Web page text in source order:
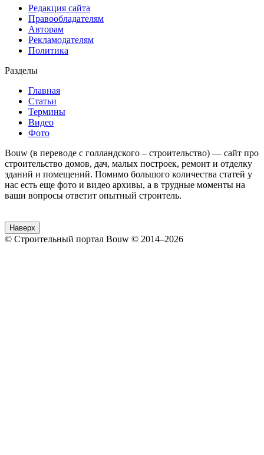
Редакция сайта
Правообладателям
Авторам
Рекламодателям
Политика
Разделы
Главная
Статьи
Термины
Видео
Фото
Bouw (в переводе с голландского – строительство) — сайт про
строительство домов, дач, малых построек, ремонт и отделку
зданий и помещений. Помимо большого количества статей у
нас есть еще фото и видео архивы, а в трудные моменты на
ваши вопросы ответит опытный строитель.
Наверх
© Строительный портал Bouw © 2014–2026